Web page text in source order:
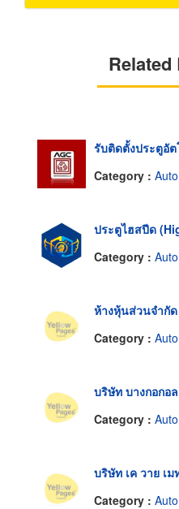
รับติดตั้งประตูอั
Category :
ประตูไฮสปีด
Category :
ห้างหุ้นส่วนจำกั
Category :
บริษัท บางกอกอ
Category :
บริษัท เค วาย เ
Category :